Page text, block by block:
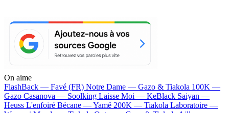
On aime
FlashBack — Favé (FR) Notre Dame — Gazo & Tiakola 100K —
Gazo Casanova — Soolking Laisse Moi — KeBlack Saiyan —
Heuss L'enfoiré Bécane —Yamê 200K — Tiakola Laboratoire —